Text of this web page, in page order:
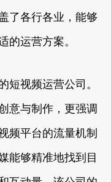
了各行各业，能够
的运营方案。
短视频运营公司。
意与制作，更强调
频平台的流量机制
能够精准地找到目